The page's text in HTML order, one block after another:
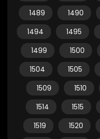
1489
1490
1494
1495
1499
1500
1504
1505
1509
1510
1514
1515
1519
1520